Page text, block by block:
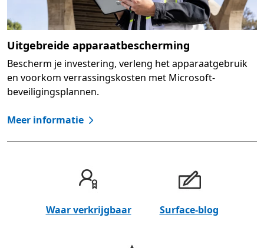
Uitgebreide apparaatbescherming
Bescherm je investering, verleng het apparaatgebruik
en voorkom verrassingskosten met Microsoft-
beveiligingsplannen.
Meer informatie
Waar verkrijgbaar Surface-blog